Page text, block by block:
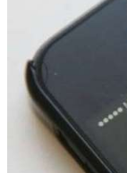
Покушение на
напала на
12:39
Сладкий
парке прошёл